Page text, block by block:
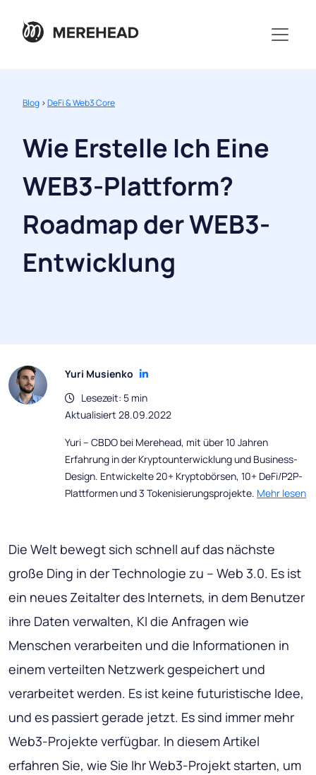
Blog >DeFi & Web3 Core
Wie Erstelle Ich Eine
WEB3-Plattform?
Roadmap der WEB3-
Entwicklung
Yuri Musienko
Lesezeit: 5 min
Aktualisiert 28.09.2022
Yuri – CBDO bei Merehead, mit über 10 Jahren
Erfahrung in der Kryptounterwicklung und Business-
Design. Entwickelte 20+ Kryptobörsen, 10+ DeFi/P2P-
Plattformen und 3 Tokenisierungsprojekte. Mehr lesen
Die Welt bewegt sich schnell auf das nächste
große Ding in der Technologie zu – Web 3.0. Es ist
ein neues Zeitalter des Internets, in dem Benutzer
ihre Daten verwalten, KI die Anfragen wie
Menschen verarbeiten und die Informationen in
einem verteilten Netzwerk gespeichert und
verarbeitet werden. Es ist keine futuristische Idee,
und es passiert gerade jetzt. Es sind immer mehr
Web3-Projekte verfügbar. In diesem Artikel
erfahren Sie, wie Sie Ihr Web3-Projekt starten, um